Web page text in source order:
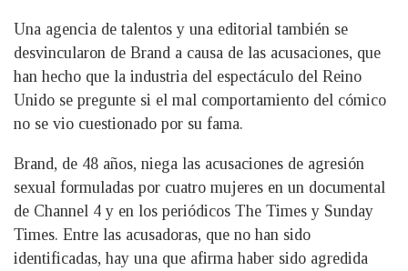
Una agencia de talentos y una editorial también se
desvincularon de Brand a causa de las acusaciones, que
han hecho que la industria del espectáculo del Reino
Unido se pregunte si el mal comportamiento del cómico
no se vio cuestionado por su fama.
Brand, de 48 años, niega las acusaciones de agresión
sexual formuladas por cuatro mujeres en un documental
de Channel 4 y en los periódicos The Times y Sunday
Times. Entre las acusadoras, que no han sido
identificadas, hay una que afirma haber sido agredida